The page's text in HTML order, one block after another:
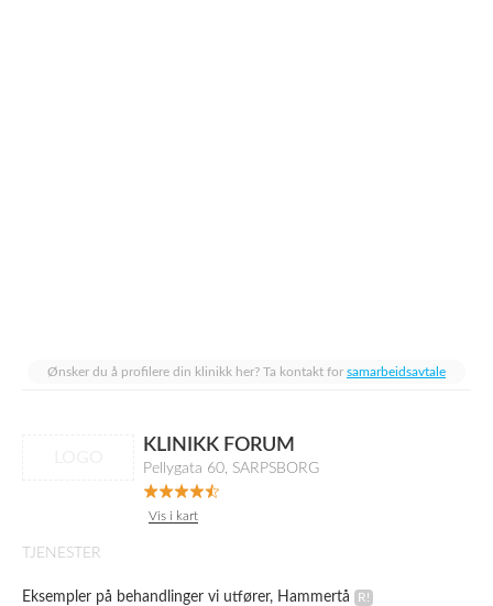
Ønsker du å profilere din klinikk her? Ta kontakt for samarbeidsavtale
KLINIKK FORUM
Pellygata 60, SARPSBORG
Vis i kart
TJENESTER
Eksempler på behandlinger vi utfører, Hammertå